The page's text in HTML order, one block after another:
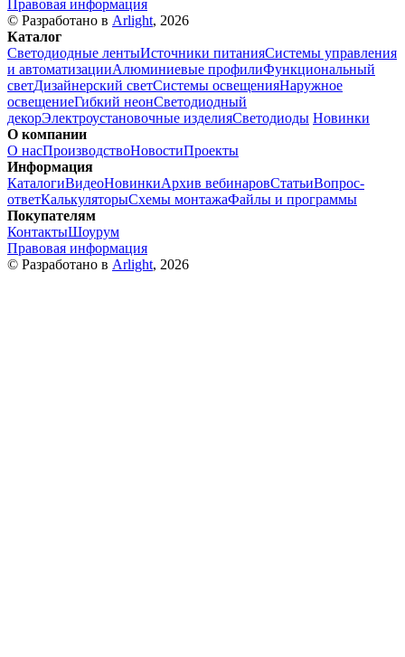
Правовая информация
© Разработано в Arlight, 2026
Каталог
Светодиодные лентыИсточники питанияСистемы управления
и автоматизацииАлюминиевые профилиФункциональный
светДизайнерский светСистемы освещенияНаружное
освещениеГибкий неонСветодиодный
декорЭлектроустановочные изделияСветодиоды Новинки
О компании
О насПроизводствоНовостиПроекты
Информация
КаталогиВидеоНовинкиАрхив вебинаровСтатьиВопрос-
ответКалькуляторыСхемы монтажаФайлы и программы
Покупателям
КонтактыШоурум
Правовая информация
© Разработано в Arlight, 2026